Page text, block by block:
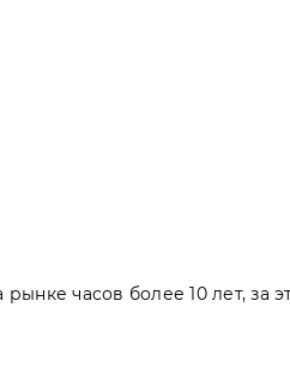
рынке часов более 10 лет, за